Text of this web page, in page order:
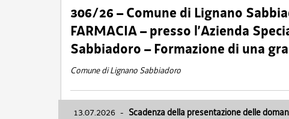
306/26 – Comune di Lignano
FARMACIA – presso l’Azienda
Sabbiadoro – Formazione di una
Comune di Lignano Sabbiadoro
13.07.2026 - Scadenza della presentazione delle